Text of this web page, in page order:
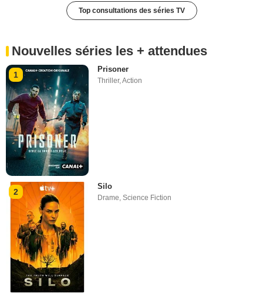
Top consultations des séries TV
Nouvelles séries les + attendues
1
Prisoner
Thriller,Action
2
Silo
Drame ,Science Fiction